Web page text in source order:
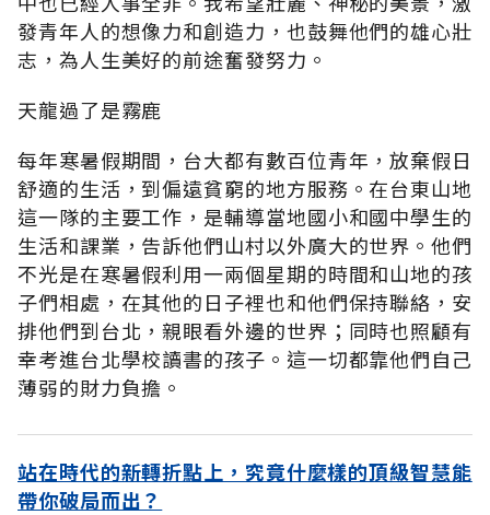
發青年人的想像力和創造力，也鼓舞他們的雄心壯
志，為人生美好的前途奮發努力。
天龍過了是霧鹿
每年寒暑假期間，台大都有數百位青年，放棄假日
舒適的生活，到偏遠貧窮的地方服務。在台東山地
這一隊的主要工作，是輔導當地國小和國中學生的
生活和課業，告訴他們山村以外廣大的世界。他們
不光是在寒暑假利用一兩個星期的時間和山地的孩
子們相處，在其他的日子裡也和他們保持聯絡，安
排他們到台北，親眼看外邊的世界；同時也照顧有
幸考進台北學校讀書的孩子。這一切都靠他們自己
薄弱的財力負擔。
站在時代的新轉折點上，究竟什麼樣的頂級智慧能
帶你破局而出？